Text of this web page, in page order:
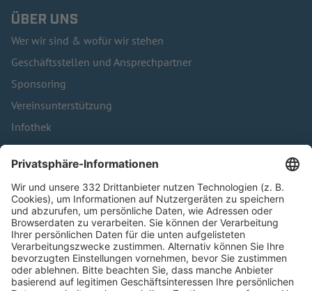
ÜBER UNS
Wer wir sind & wofür wir stehen
Geschäftsstellen und Ansprechpartner
Sponsoring
Vereinsunterstützung
Infothek
Kontakt
HÄUFIG BESUCHTE SEITEN
Pässe und Vereinswechsel
Trainerausbildung
Schulungsangebot Vereinsmitarbeiter
BFV-Geschäftsstellen